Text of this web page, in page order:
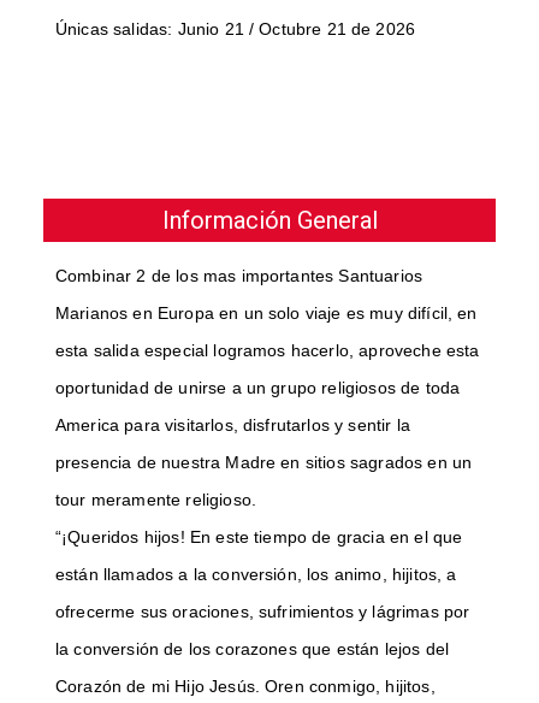
Únicas salidas: Junio 21 / Octubre 21de 2026
Información General
Combinar 2 de los mas importantes Santuarios
Marianos en Europa en un solo viaje es muy difícil, en
esta salida especial logramos hacerlo, aproveche esta
oportunidad de unirse a un grupo religiosos de toda
America para visitarlos, disfrutarlos y sentir la
presencia de nuestra Madre en sitios sagrados en un
tour meramente religioso.
“¡Queridos hijos! En este tiempo de gracia en el que
están llamados a la conversión, los animo, hijitos, a
ofrecerme sus oraciones, sufrimientos y lágrimas por
la conversión de los corazones que están lejos del
Corazón de mi Hijo Jesús. Oren conmigo, hijitos,